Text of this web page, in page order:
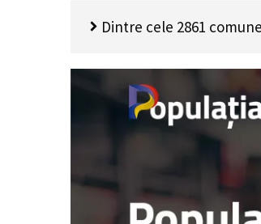
Dintre cele 2861